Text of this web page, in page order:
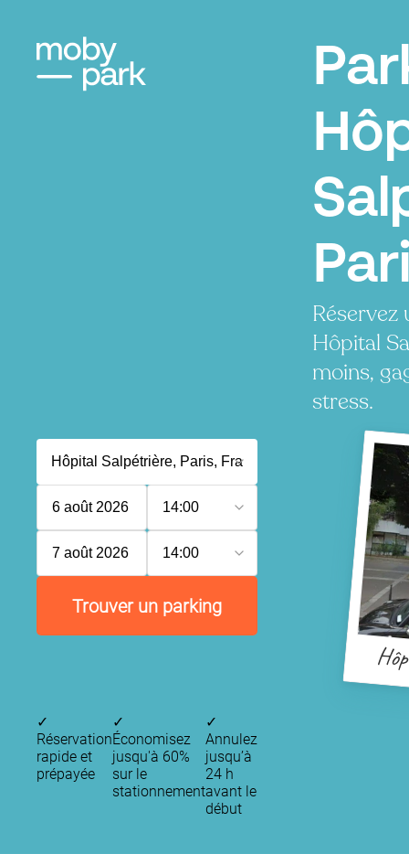
Hôpital
moins,
stress.
6 août 2026 14:00
7 août 2026 14:00
Trouver un parking
✓
Réservation
rapide et
prépayée
✓
Économisez
jusqu'à 60%
sur le
stationnement
✓
Annulez
jusqu’à
24 h
avant le
début